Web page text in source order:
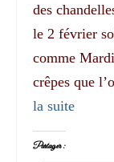
des
le 2 février
comme
crêpes que
la suite­­
Partager :